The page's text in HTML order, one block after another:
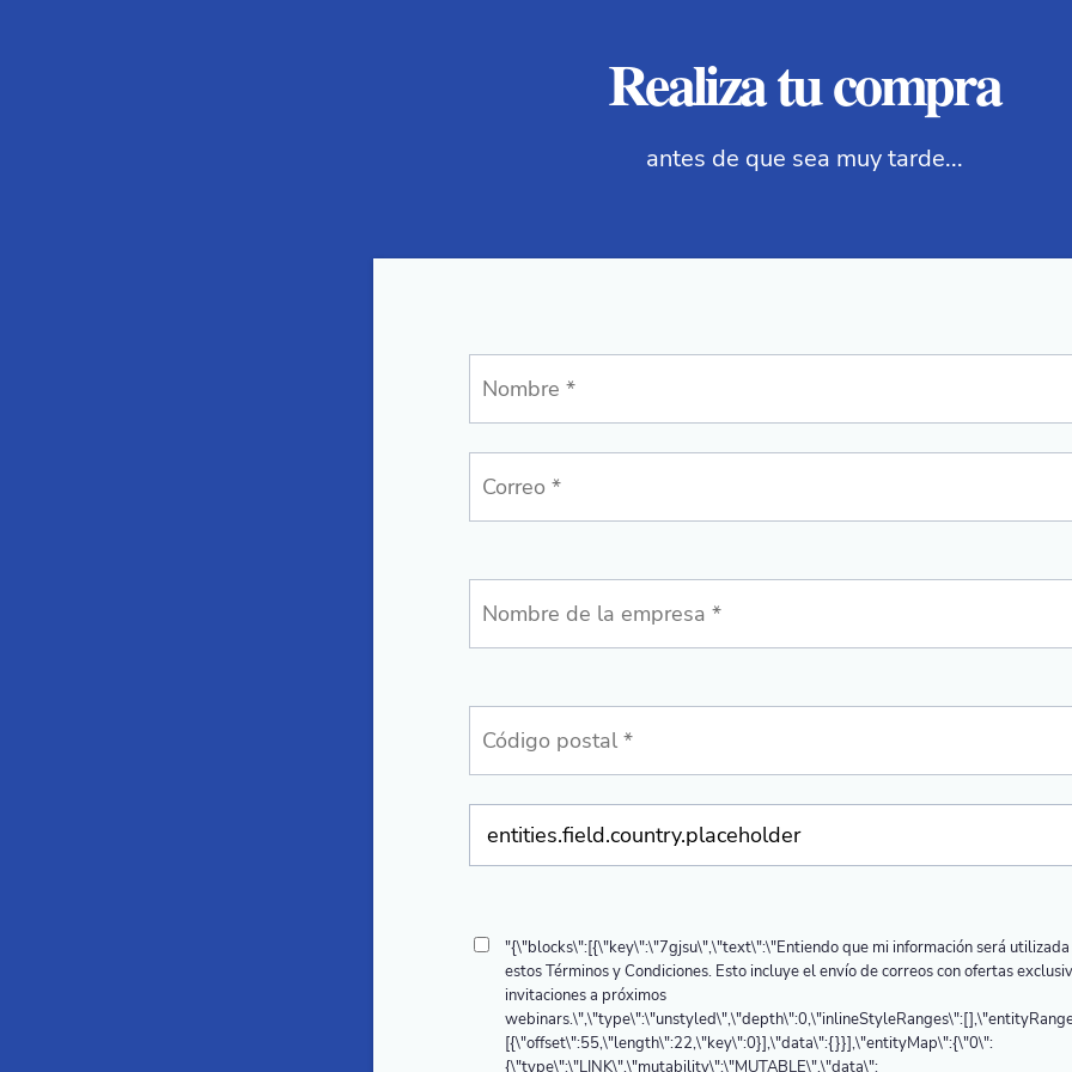
Realiza tu compra
antes de que sea muy tarde...
"{\"blocks\":[{\"key\":\"7gjsu\",\"text\":\"Entiendo que mi información será utilizada
estos Términos y Condiciones. Esto incluye el envío de correos con ofertas
invitaciones a próximos
[{\"offset\":55,\"length\":22,\"key\":0}],\"data\":{}}],\"entityMap\":{\"0\":
{\"type\":\"LINK\",\"mutability\":\"MUTABLE\",\"data\":